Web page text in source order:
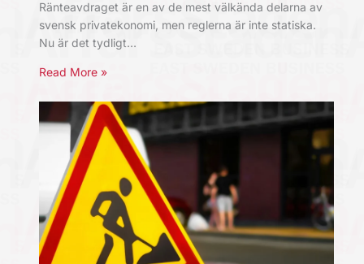
Ränteavdraget är en av de mest välkända delarna av
svensk privatekonomi, men reglerna är inte statiska.
Nu är det tydligt…
Read More »